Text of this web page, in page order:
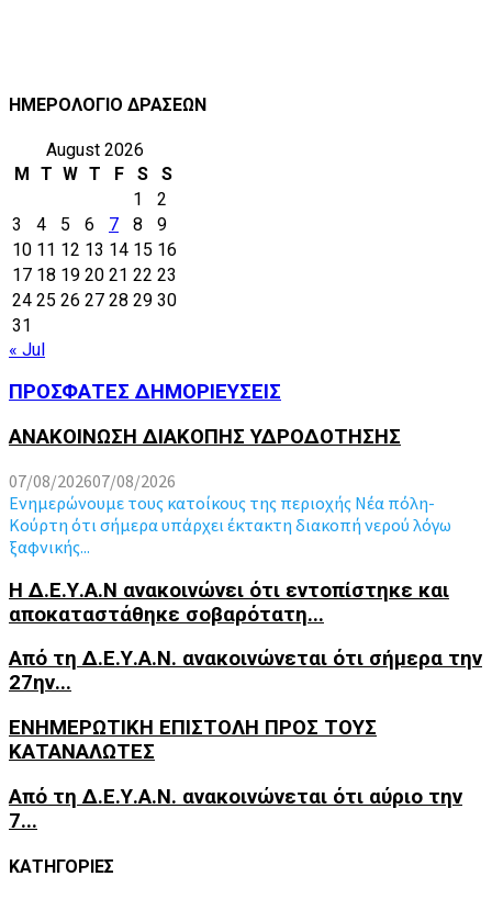
ΗΜΕΡΟΛΟΓΙΟ ΔΡΑΣΕΩΝ
August 2026
M T W T F S
S
1
2
3
4 5 6 7 8
9
10 11 12 13 14 15 16
17 18 19 20 21 22 23
24 25 26 27 28 29 30
31
« Jul
ΠΡΟΣΦΑΤΕΣ ΔΗΜΟΡΙΕΥΣΕΙΣ
ΑΝΑΚΟΙΝΩΣΗ ΔΙΑΚΟΠΗΣ ΥΔΡΟΔΟΤΗΣΗΣ
07/08/202607/08/2026
Ενημερώνουμε τους κατοίκους της περιοχής Νέα πόλη-
Κούρτη ότι σήμερα υπάρχει έκτακτη διακοπή νερού λόγω
ξαφνικής...
Η Δ.Ε.Υ.Α.Ν ανακοινώνει ότι εντοπίστηκε και
αποκαταστάθηκε σοβαρότατη...
Από τη Δ.Ε.Υ.Α.Ν. ανακοινώνεται ότι σήμερα την
27ην...
ΕΝΗΜΕΡΩΤΙΚΗ ΕΠΙΣΤΟΛΗ ΠΡΟΣ ΤΟΥΣ
ΚΑΤΑΝΑΛΩΤΕΣ
Από τη Δ.Ε.Υ.Α.Ν. ανακοινώνεται ότι αύριο την
7...
ΚΑΤΗΓΟΡΙΕΣ